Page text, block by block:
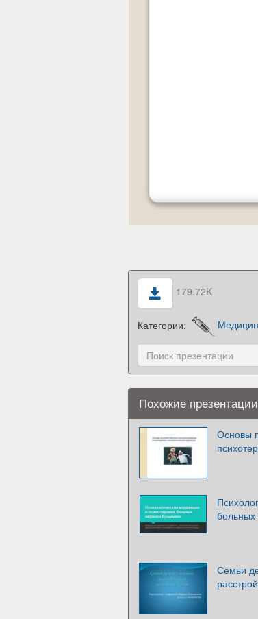
179.72K
Категории:
Похожие
Основы
Семьи